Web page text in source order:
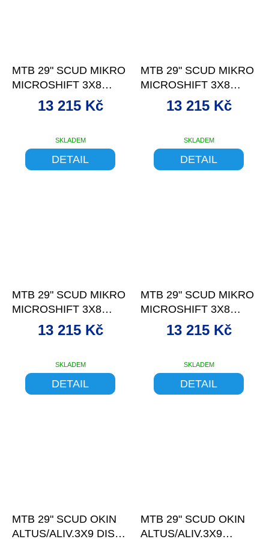
MTB 29" SCUD MIKRO
MICROSHIFT 3X8
DISC BK-GREE 15
SKLADEM
13 215 Kč
DETAIL
MTB 29" SCUD MIKRO
MICROSHIFT 3X8
DISC BLK-BLU 21
SKLADEM
13 215 Kč
DETAIL
MTB 29" SCUD MIKRO
MICROSHIFT 3X8
DISC BLK-GRE 19
SKLADEM
13 215 Kč
DETAIL
MTB 29" SCUD MIKRO
MICROSHIFT 3X8
DISC,BLK-PIN 19
SKLADEM
13 215 Kč
DETAIL
MTB 29" SCUD OKIN
ALTUS/ALIV.3X9 DIS
MTB 29" SCUD OKIN
ALTUS/ALIV.3X9